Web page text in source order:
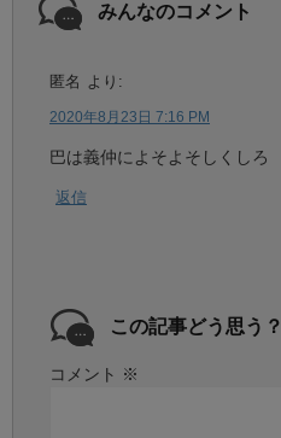
みんなのコメント
匿名 より:
2020年8月23日 7:16 PM
巴は義仲によそよそしくしろ
返信
この記事どう思う？
コメント ※